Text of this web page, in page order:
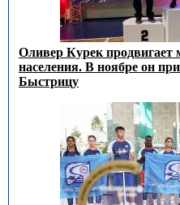
Оливер Курек продвигает
населения. В ноябре он
Быстрицу